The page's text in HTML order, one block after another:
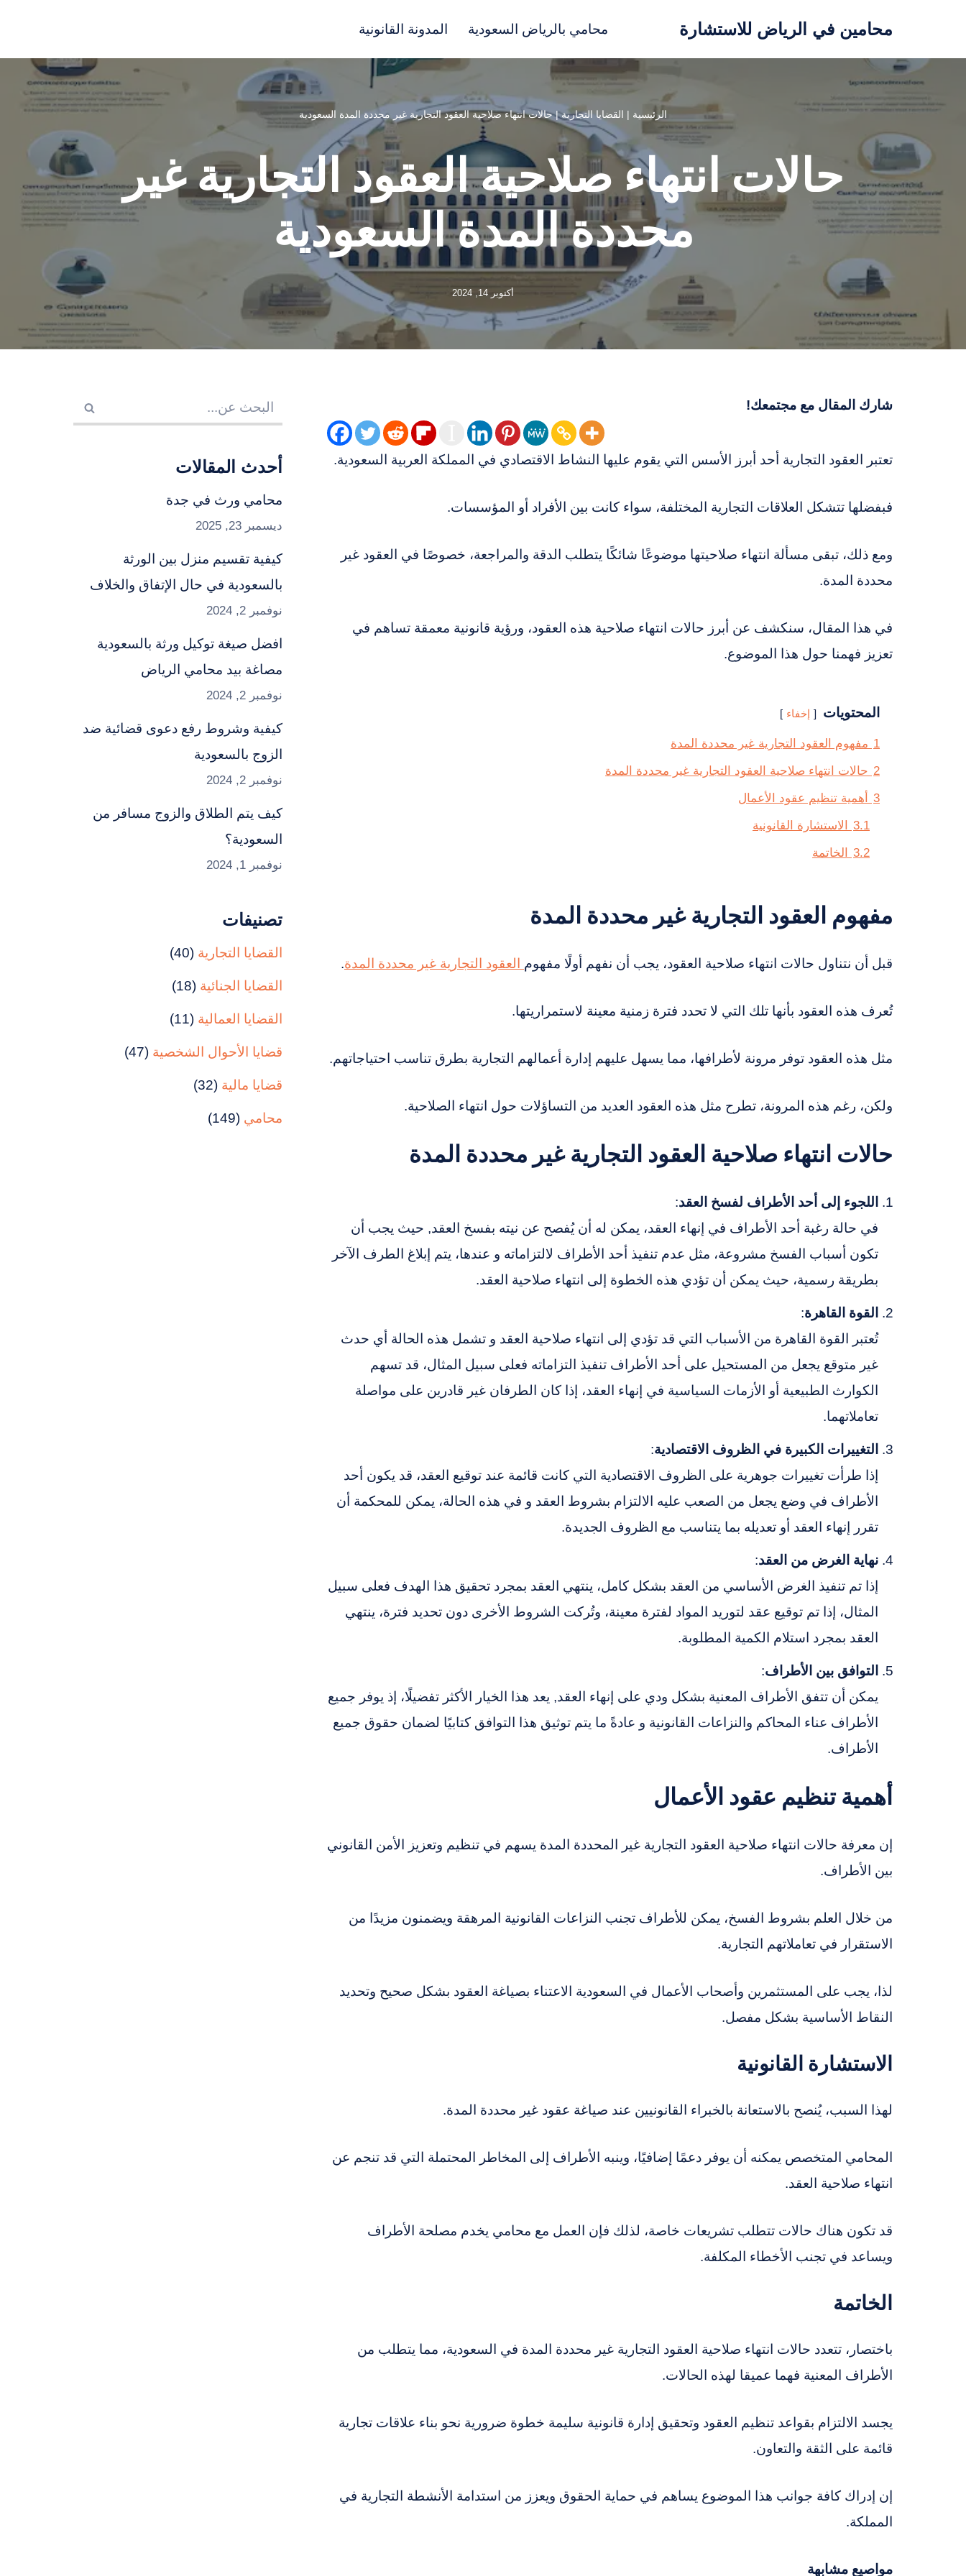
المحتوى
محامين في الرياض للاستشارة محامي بالرياض السعودية المدونة القانونية
الرئيسية | القضايا التجارية|حالات انتهاء صلاحية العقود التجارية غير محددة المدة السعودية
حالات انتهاء صلاحية العقود التجارية غير
محددة المدة السعودية
أكتوبر 14, 2024
شارك المقال مع مجتمعك!
تعتبر العقود التجارية أحد أبرز الأسس التي يقوم عليها النشاط الاقتصادي في المملكة العربية السعودية.
فبفضلها تتشكل العلاقات التجارية المختلفة، سواء كانت بين الأفراد أو المؤسسات.
ومع ذلك، تبقى مسألة انتهاء صلاحيتها موضوعًا شائكًا يتطلب الدقة والمراجعة، خصوصًا في العقود غير
محددة المدة.
في هذا المقال، سنكشف عن أبرز حالات انتهاء صلاحية هذه العقود، ورؤية قانونية معمقة تساهم في
تعزيز فهمنا حول هذا الموضوع.
المحتويات إخفاء
1 مفهوم العقود التجارية غير محددة المدة
2 حالات انتهاء صلاحية العقود التجارية غير محددة المدة
3
أهمية تنظيم عقود الأعمال
3.1
الاستشارة القانونية
3.2
الخاتمة
مفهوم العقود التجارية غير محددة المدة
قبل أن نتناول حالات انتهاء صلاحية العقود، يجب أن نفهم أولًا مفهوم العقود التجارية غير محددة المدة.
تُعرف هذه العقود بأنها تلك التي لا تحدد فترة زمنية معينة لاستمراريتها.
مثل هذه العقود توفر مرونة لأطرافها، مما يسهل عليهم إدارة أعمالهم التجارية بطرق تناسب احتياجاتهم.
ولكن، رغم هذه المرونة، تطرح مثل هذه العقود العديد من التساؤلات حول انتهاء الصلاحية.
حالات انتهاء صلاحية العقود التجارية غير محددة المدة
اللجوء إلى أحد الأطراف لفسخ العقد:
في حالة رغبة أحد الأطراف في إنهاء العقد، يمكن له أن يُفصح عن نيته بفسخ العقد, حيث يجب أن
تكون أسباب الفسخ مشروعة، مثل عدم تنفيذ أحد الأطراف لالتزاماته و عندها، يتم إبلاغ الطرف الآخر
بطريقة رسمية، حيث يمكن أن تؤدي هذه الخطوة إلى انتهاء صلاحية العقد.
القوة القاهرة:
تُعتبر القوة القاهرة من الأسباب التي قد تؤدي إلى انتهاء صلاحية العقد و تشمل هذه الحالة أي حدث
غير متوقع يجعل من المستحيل على أحد الأطراف تنفيذ التزاماته فعلى سبيل المثال، قد تسهم
الكوارث الطبيعية أو الأزمات السياسية في إنهاء العقد، إذا كان الطرفان غير قادرين على مواصلة
تعاملاتهما.
التغييرات الكبيرة في الظروف الاقتصادية:
إذا طرأت تغييرات جوهرية على الظروف الاقتصادية التي كانت قائمة عند توقيع العقد، قد يكون أحد
الأطراف في وضع يجعل من الصعب عليه الالتزام بشروط العقد و في هذه الحالة، يمكن للمحكمة أن
تقرر إنهاء العقد أو تعديله بما يتناسب مع الظروف الجديدة.
نهاية الغرض من العقد:
إذا تم تنفيذ الغرض الأساسي من العقد بشكل كامل، ينتهي العقد بمجرد تحقيق هذا الهدف فعلى سبيل
المثال، إذا تم توقيع عقد لتوريد المواد لفترة معينة، وتُركت الشروط الأخرى دون تحديد فترة، ينتهي
العقد بمجرد استلام الكمية المطلوبة.
التوافق بين الأطراف:
يمكن أن تتفق الأطراف المعنية بشكل ودي على إنهاء العقد, يعد هذا الخيار الأكثر تفضيلًا، إذ يوفر جميع
الأطراف عناء المحاكم والنزاعات القانونية و عادةً ما يتم توثيق هذا التوافق كتابيًا لضمان حقوق جميع
الأطراف.
أهمية تنظيم عقود الأعمال
إن معرفة حالات انتهاء صلاحية العقود التجارية غير المحددة المدة يسهم في تنظيم وتعزيز الأمن القانوني
بين الأطراف.
من خلال العلم بشروط الفسخ، يمكن للأطراف تجنب النزاعات القانونية المرهقة ويضمنون مزيدًا من
الاستقرار في تعاملاتهم التجارية.
لذا، يجب على المستثمرين وأصحاب الأعمال في السعودية الاعتناء بصياغة العقود بشكل صحيح وتحديد
النقاط الأساسية بشكل مفصل.
الاستشارة القانونية
لهذا السبب، يُنصح بالاستعانة بالخبراء القانونيين عند صياغة عقود غير محددة المدة.
المحامي المتخصص يمكنه أن يوفر دعمًا إضافيًا، وينبه الأطراف إلى المخاطر المحتملة التي قد تنجم عن
انتهاء صلاحية العقد.
قد تكون هناك حالات تتطلب تشريعات خاصة، لذلك فإن العمل مع محامي يخدم مصلحة الأطراف
ويساعد في تجنب الأخطاء المكلفة.
الخاتمة
باختصار، تتعدد حالات انتهاء صلاحية العقود التجارية غير محددة المدة في السعودية، مما يتطلب من
الأطراف المعنية فهما عميقا لهذه الحالات.
يجسد الالتزام بقواعد تنظيم العقود وتحقيق إدارة قانونية سليمة خطوة ضرورية نحو بناء علاقات تجارية
قائمة على الثقة والتعاون.
إن إدراك كافة جوانب هذا الموضوع يساهم في حماية الحقوق ويعزز من استدامة الأنشطة التجارية في
المملكة.
مواصيع مشابهة
أحدث المقالات
محامي ورث في جدة
ديسمبر 23, 2025
كيفية تقسيم منزل بين الورثة
بالسعودية في حال الإتفاق والخلاف
نوفمبر 2, 2024
افضل صيغة توكيل ورثة بالسعودية
مصاغة بيد محامي الرياض
نوفمبر 2, 2024
كيفية وشروط رفع دعوى قضائية ضد
الزوج بالسعودية
نوفمبر 2, 2024
كيف يتم الطلاق والزوج مسافر من
السعودية؟
نوفمبر 1, 2024
تصنيفات
القضايا التجارية (40)
القضايا الجنائية (18)
القضايا العمالية (11)
قضايا الأحوال الشخصية (47)
قضايا مالية (32)
محامي (149)